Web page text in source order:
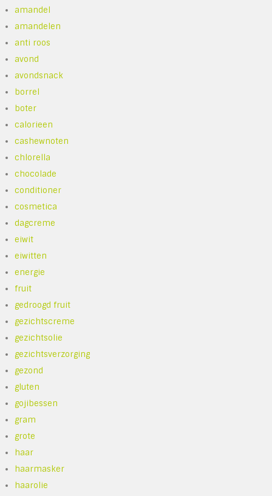
amandel
amandelen
anti roos
avond
avondsnack
borrel
boter
calorieen
cashewnoten
chlorella
chocolade
conditioner
cosmetica
dagcreme
eiwit
eiwitten
energie
fruit
gedroogd fruit
gezichtscreme
gezichtsolie
gezichtsverzorging
gezond
gluten
gojibessen
gram
grote
haar
haarmasker
haarolie